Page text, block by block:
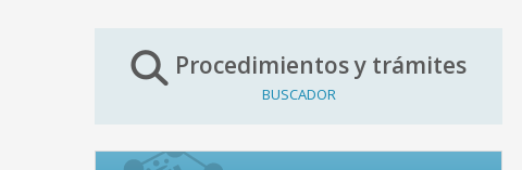
Procedimientos y trámites
BUSCADOR